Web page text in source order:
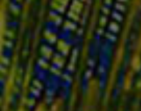
Προσθέστε την κριτική σας
13 Ανταλλακτικά Laptop Πληκτρολόγια
€44.50